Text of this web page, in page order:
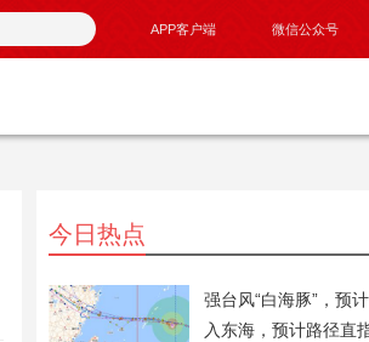
APP客户端 微信公众号
今日热点
强台风“白海豚”，预
入东海，预计路径直